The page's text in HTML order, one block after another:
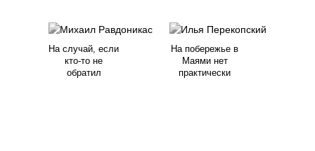
На случай, если
кто-то не
обратил
На побережье в
Маями нет
практически